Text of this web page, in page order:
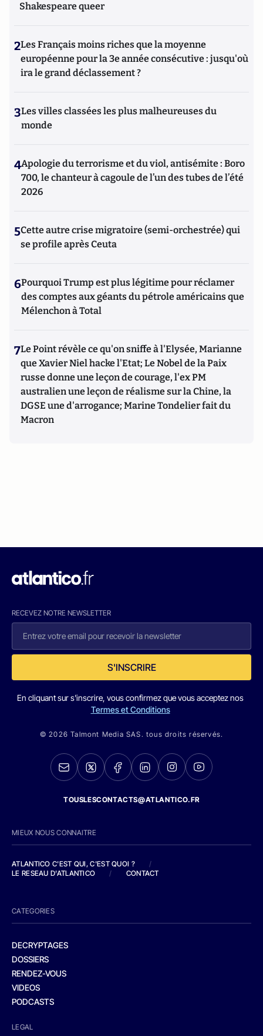
Shakespeare queer
2Les Français moins riches que la moyenne
européenne pour la 3e année consécutive : jusqu'où
ira le grand déclassement ?
3Les villes classées les plus malheureuses du
monde
4Apologie du terrorisme et du viol, antisémite : Boro
700, le chanteur à cagoule de l’un des tubes de l’été
2026
5Cette autre crise migratoire (semi-orchestrée) qui
se profile après Ceuta
6Pourquoi Trump est plus légitime pour réclamer
des comptes aux géants du pétrole américains que
Mélenchon à Total
7Le Point révèle ce qu'on sniffe à l'Elysée, Marianne
que Xavier Niel hacke l'Etat; Le Nobel de la Paix
russe donne une leçon de courage, l'ex PM
australien une leçon de réalisme sur la Chine, la
DGSE une d'arrogance; Marine Tondelier fait du
Macron
RECEVEZ NOTRE NEWSLETTER
S'INSCRIRE
En cliquant sur s'inscrire, vous confirmez que vous acceptez nos
Termes et Conditions
© 2026 Talmont Media SAS. tous droits réservés.
TOUSLESCONTACTS@ATLANTICO.FR
MIEUX NOUS CONNAITRE
ATLANTICO C'EST QUI, C'EST QUOI ?
/
LE RESEAU D'ATLANTICO
/ CONTACT
CATEGORIES
DECRYPTAGES
DOSSIERS
RENDEZ-VOUS
VIDEOS
PODCASTS
LEGAL